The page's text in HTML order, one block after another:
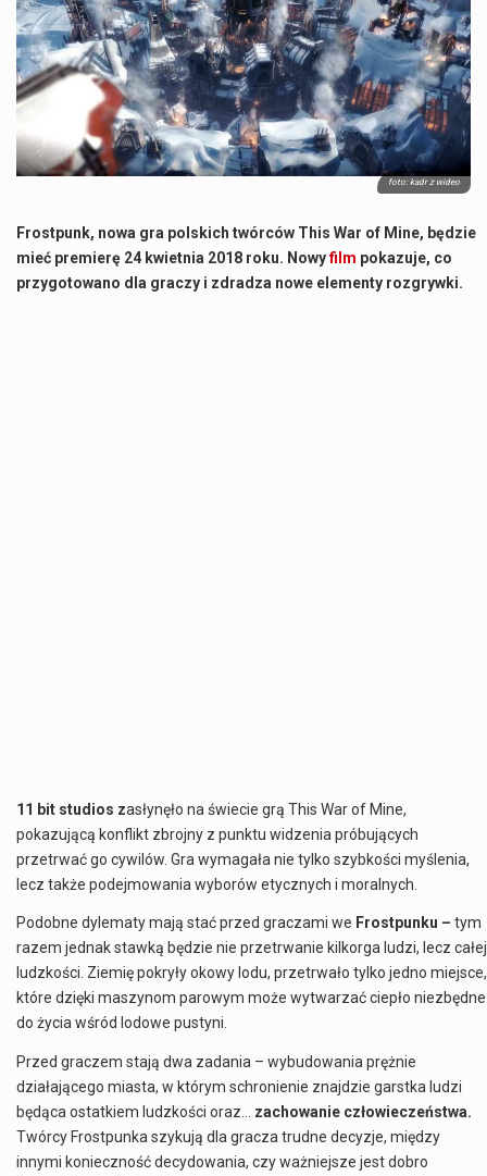
Co charakteryzuje wojnę na Ukrainie w 2026 roku? W 2026 roku wojna na Ukrainie trwa już pięć lat, a jej przebieg charakteryzuje się intensywnymi działaniami…
Czym jest Organizacja Traktatu Północnoatlantyckiego? Organizacja Traktatu Północnoatlantyckiego, powszechnie znana jako NATO, to międzynarodowy sojusz polityczno-wojskowy, który powstał 4 kwietnia 1949 roku. Został założony przez…
Jaką dynamikę wzrostu PKB przewidują prognozy gospodarcze dla Polski w 2026 roku? Prognozy dotyczące gospodarki Polski na rok 2026 sugerują, że Produkt Krajowy Brutto (PKB)…
Co to jest prognoza pogody na 14 dni? Prognoza pogody na 14 dni to niezwykle cenne narzędzie, które dostarcza szczegółowych informacji o długoterminowych warunkach atmosferycznych…
foto: kadr z wideo
Frostpunk, nowa gra polskich twórców This War of Mine, będzie
mieć premierę 24 kwietnia 2018 roku. Nowyfilm pokazuje, co
przygotowano dla graczy i zdradza nowe elementy rozgrywki.
11 bit studios zasłynęło na świecie grą This War of Mine,
pokazującą konflikt zbrojny z punktu widzenia próbujących
przetrwać go cywilów. Gra wymagała nie tylko szybkości myślenia,
lecz także podejmowania wyborów etycznych i moralnych.
Podobne dylematy mają stać przed graczami we Frostpunku – tym
razem jednak stawką będzie nie przetrwanie kilkorga ludzi, lecz całej
ludzkości. Ziemię pokryły okowy lodu, przetrwało tylko jedno miejsce,
które dzięki maszynom parowym może wytwarzać ciepło niezbędne
do życia wśród lodowe pustyni.
Przed graczem stają dwa zadania – wybudowania prężnie
działającego miasta, w którym schronienie znajdzie garstka ludzi
będąca ostatkiem ludzkości oraz… zachowanie człowieczeństwa.
Twórcy Frostpunka szykują dla gracza trudne decyzje, między
innymi konieczność decydowania, czy ważniejsze jest dobro